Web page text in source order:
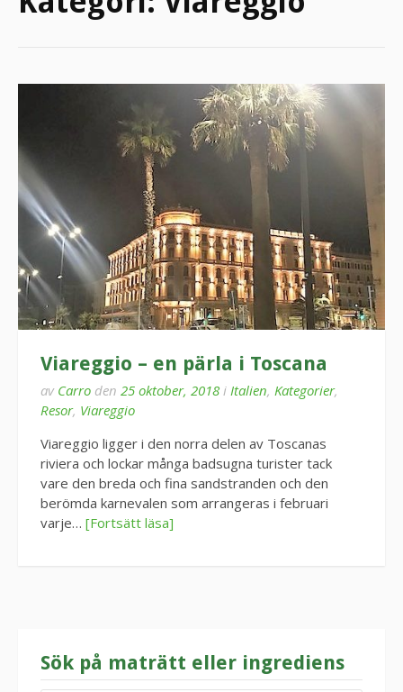
Viareggio – en pärla i Toscana
av Carro den 25 oktober, 2018 i Italien, Kategorier,
Resor, Viareggio
Viareggio ligger i den norra delen av Toscanas
riviera och lockar många badsugna turister tack
vare den breda och fina sandstranden och den
berömda karnevalen som arrangeras i februari
varje… [Fortsätt läsa]
Sök på maträtt eller ingrediens